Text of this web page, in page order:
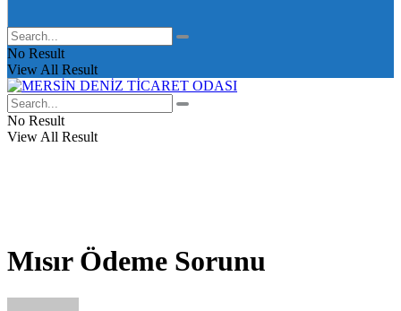
No Result
View All Result
No Result
View All Result
Mısır Ödeme Sorunu